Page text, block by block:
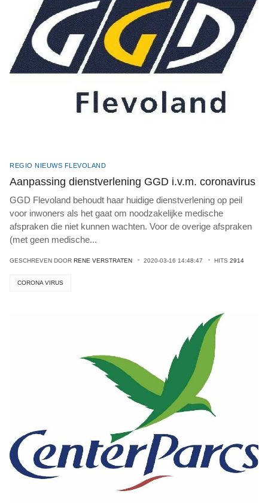
REGIO NIEUWS FLEVOLAND
Aanpassing dienstverlening GGD i.v.m. coronavirus
GGD Flevoland behoudt haar huidige dienstverlening op peil
voor inwoners als het gaat om noodzakelijke medische
afspraken die niet kunnen wachten. Voor de overige afspraken
(met geen medische...
GESCHREVEN DOOR RENE VERSTRATEN 2020-03-16 14:48:47 HITS 2914
CORONA VIRUS